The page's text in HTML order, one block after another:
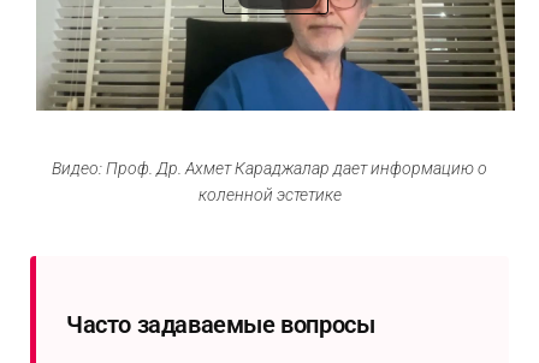
Видео: Проф. Др. Ахмет Караджалар дает информацию о
коленной эстетике
Часто задаваемые вопросы